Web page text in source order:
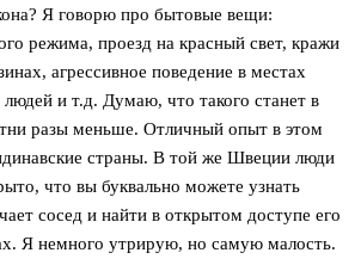
Я говорю про бытовые вещи:
режима, проезд на красный свет, кражи
агрессивное поведение в местах
людей и т.д. Думаю, что такого станет в
разы меньше. Отличный опыт в этом
страны. В той же Швеции люди
что вы буквально можете узнать
сосед и найти в открытом доступе его
Я немного утрирую, но самую малость.